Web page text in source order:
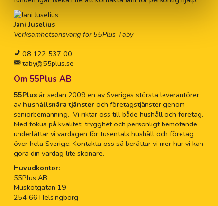
Jani Juselius
Verksamhetsansvarig för 55Plus Täby
08 122 537 00
taby@55plus.se
Om 55Plus AB
55Plusär sedan 2009 en av Sveriges största leverantörer
av hushållsnära tjänsteroch företagstjänster genom
seniorbemanning. Vi riktar oss till både hushåll och företag.
Med fokus på kvalitet, trygghet och personligt bemötande
underlättar vi vardagen för tusentals hushåll och företag
över hela Sverige. Kontakta oss så berättar vi mer hur vi kan
göra din vardag lite skönare.
Huvudkontor:
55Plus AB
Muskötgatan 19
254 66 Helsingborg